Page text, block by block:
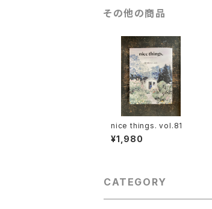
その他の商品
nice things. vol.81
¥1,980
CATEGORY